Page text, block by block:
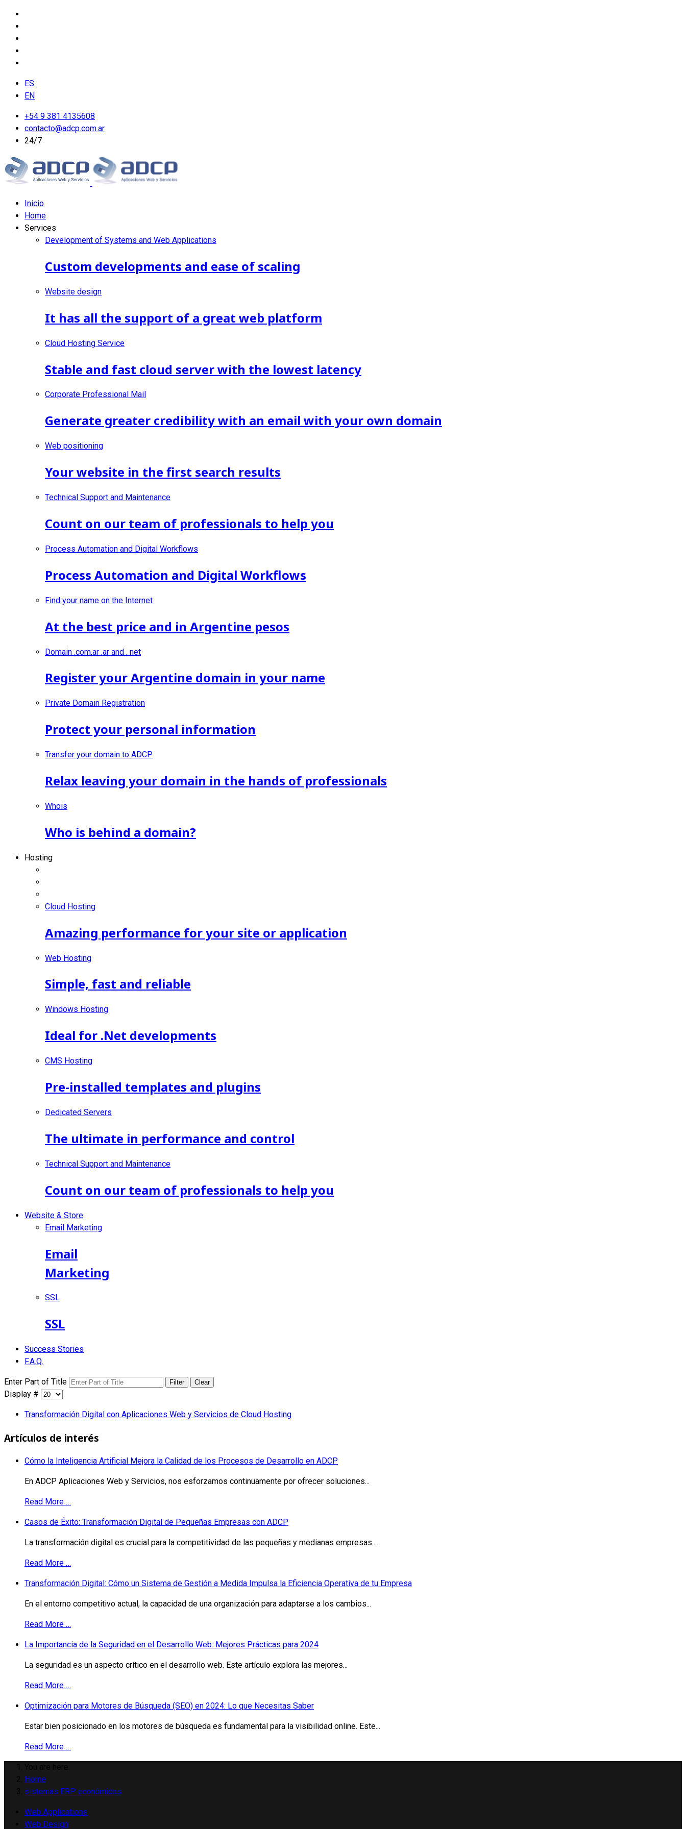
ES
EN
+54 9 381 4135608
contacto@adcp.com.ar
24/7
Inicio
Home
Services
Development of Systems and Web Applications
Custom developments and ease of scaling
Website design
It has all the support of a great web platform
Cloud Hosting Service
Stable and fast cloud server with the lowest latency
Corporate Professional Mail
Generate greater credibility with an email with your own domain
Web positioning
Your website in the first search results
Technical Support and Maintenance
Count on our team of professionals to help you
Process Automation and Digital Workflows
Process Automation and Digital Workflows
Find your name on the Internet
At the best price and in Argentine pesos
Domain .com.ar .ar and . net
Register your Argentine domain in your name
Private Domain Registration
Protect your personal information
Transfer your domain to ADCP
Relax leaving your domain in the hands of professionals
Whois
Who is behind a domain?
Hosting
Cloud Hosting
Amazing performance for your site or application
Web Hosting
Simple, fast and reliable
Windows Hosting
Ideal for .Net developments
CMS Hosting
Pre-installed templates and plugins
Dedicated Servers
The ultimate in performance and control
Technical Support and Maintenance
Count on our team of professionals to help you
Website & Store
Email Marketing
Email
Marketing
SSL
SSL
Success Stories
F.A.Q.
Enter Part of Title Filter Clear
Display #
Transformación Digital con Aplicaciones Web y Servicios de Cloud Hosting
Artículos de interés
Cómo la Inteligencia Artificial Mejora la Calidad de los Procesos de Desarrollo en ADCP
En ADCP Aplicaciones Web y Servicios, nos esforzamos continuamente por ofrecer soluciones...
Read More …
Casos de Éxito: Transformación Digital de Pequeñas Empresas con ADCP
La transformación digital es crucial para la competitividad de las pequeñas y medianas empresas....
Read More …
Transformación Digital: Cómo un Sistema de Gestión a Medida Impulsa la Eficiencia Operativa de tu Empresa
En el entorno competitivo actual, la capacidad de una organización para adaptarse a los cambios...
Read More …
La Importancia de la Seguridad en el Desarrollo Web: Mejores Prácticas para 2024
La seguridad es un aspecto crítico en el desarrollo web. Este artículo explora las mejores...
Read More …
Optimización para Motores de Búsqueda (SEO) en 2024: Lo que Necesitas Saber
Estar bien posicionado en los motores de búsqueda es fundamental para la visibilidad online. Este...
Read More …
Home
sistemas ERP económicos
Web Applications
Web Design